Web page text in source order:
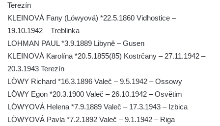
Hrob Wendelina Janiche na hřbitově v
Benešově nad Ploučnicí
Hrob Christodoulona Panayiotise na
hřbitově v Benešově nad Ploučnicí
Hrob Franze Wünsche na hřbitově v
Benešově nad Ploučnicí
Terezín
KLEINOVÁ Fany (Löwyová) *22.5.1860 Vidhostice –
19.10.1942 – Treblinka
LOHMAN PAUL *3.9.1889 Libyně – Gusen
KLEINOVÁ Karolína *20.5.1855(85) Kostrčany – 27.11.1942 –
20.3.1943 Terezín
LÖWY Richard *16.3.1896 Valeč – 9.5.1942 – Ossowy
LÖWY Egon *20.3.1900 Valeč – 26.10.1942 – Osvětim
LÖWYOVÁ Helena *7.9.1889 Valeč – 17.3.1943 – Izbica
LÖWYOVÁ Pavla *7.2.1892 Valeč – 9.1.1942 – Riga